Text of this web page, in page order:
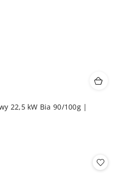
22,5 kW Bia 90/100g |